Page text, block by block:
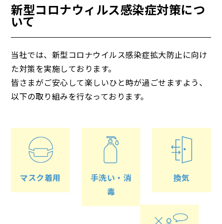
新型コロナウィルス感染症対策につ
いて
当社では、新型コロナウイルス感染症拡大防止に向け
た対策を実施しております。
皆さまがご安心して楽しいひと時が過ごせますよう、
以下の取り組みを行なっております。
マスク着用
手洗い・消
毒
換気